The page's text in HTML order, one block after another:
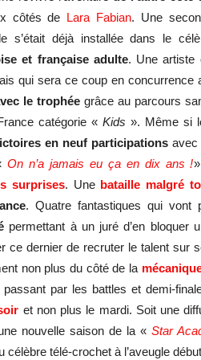
côtés de Lara Fabian. Une
s’était déjà installée dans le
et française adulte. Une artiste
qui sera ce coup en concurrence
le trophéegrâce au parcours
catégorie « Kids ». Même si
en neuf participationsavec
On n’a jamais eu ça en dix ans !
surprises. Une bataille malgré
. Quatre fantastiques qui
permettant à un juré d’en bloquer
ce dernier de recruter le talent sur
non plus du côté de la
passant par les battles et demi-
et non plus le mardi. Soit une
nouvelle saison de la «Star
célèbre télé-crochet à l’aveugle